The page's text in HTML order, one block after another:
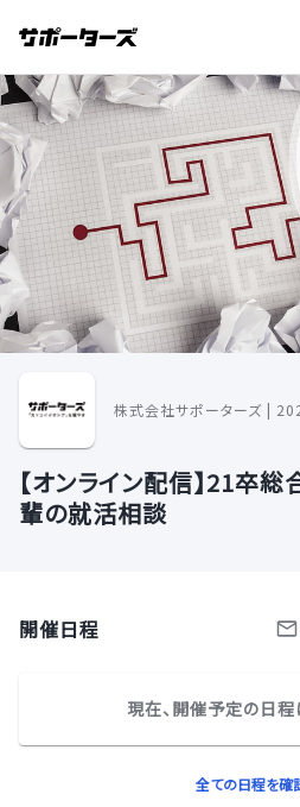
株式会社サポーターズ |
【オンライン配信】21卒
輩の就活相談
開催日程
現在、開催予定の日程
全ての日程を確